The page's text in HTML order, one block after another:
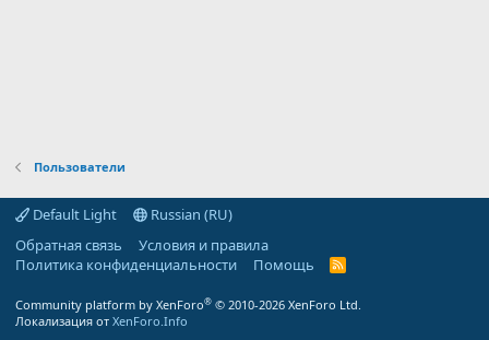
Пользователи
Default Light
Russian (RU)
Обратная связь
Условия и правила
Политика конфиденциальности
Помощь
R
Community platform by XenForo® © 2010-2026 XenForo Ltd.
Локализация от XenForo.Info